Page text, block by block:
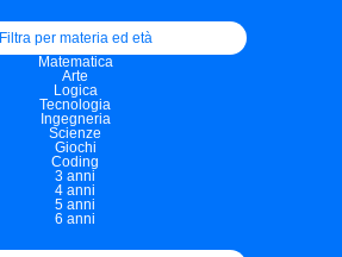
Filtra per materia ed età
Matematica
Arte
Logica
Tecnologia
Ingegneria
Scienze
Giochi
Coding
3 anni
4 anni
5 anni
6 anni